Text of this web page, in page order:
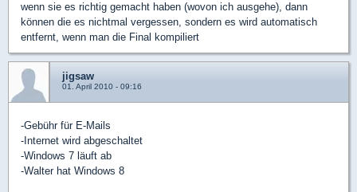
wenn sie es richtig gemacht haben (wovon ich ausgehe), dann
können die es nichtmal vergessen, sondern es wird automatisch
entfernt, wenn man die Final kompiliert
jigsaw
01. April 2010 - 09:16
-Gebühr für E-Mails
-Internet wird abgeschaltet
-Windows 7 läuft ab
-Walter hat Windows 8